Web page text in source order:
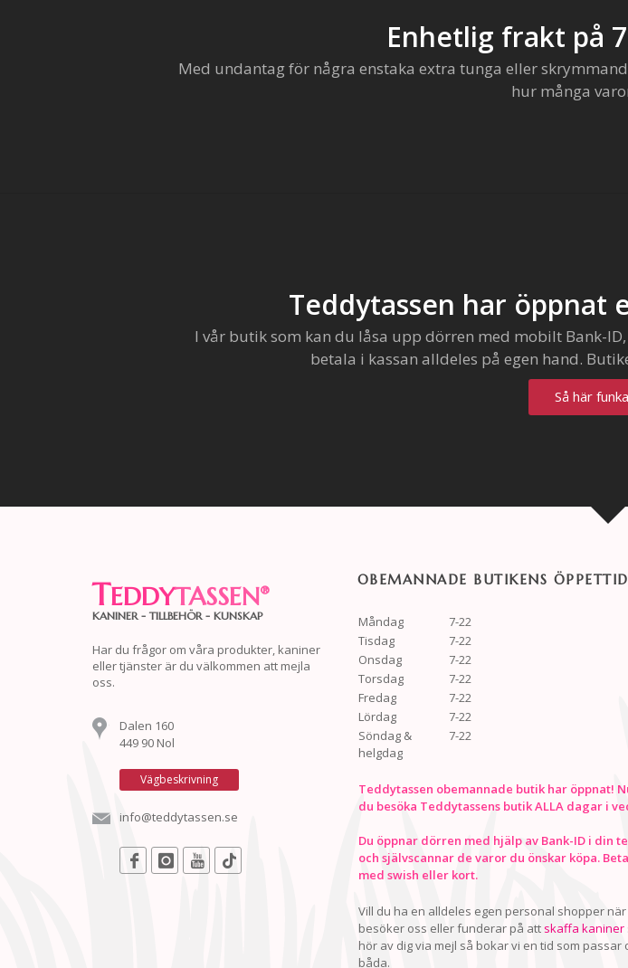
Enhetlig frakt på
Med undantag för några enstaka extra tunga eller
hur många
Teddytassen har öppnat
I vår butik som kan du låsa upp dörren med mobilt Bank-
betala i kassan alldeles på egen hand.
Så här
TEDDYTASSEN®
KANINER - TILLBEHÖR - KUNSKAP
Har du frågor om våra produkter, kaniner
eller tjänster är du välkommen att mejla
oss.
Dalen 160
449 90 Nol
Vägbeskrivning
info@teddytassen.se
OBEMANNADE BUTIKENS
Måndag
7-22
Tisdag
7-22
Onsdag
7-22
Torsdag
7-22
Fredag
7-22
Lördag
7-22
Söndag &
helgdag
7-22
Teddytassen obemannade butik har öppnat!
du besöka Teddytassens butik ALLA dagar i
Du öppnar dörren med hjälp av Bank-ID i din
och självscannar de varor du önskar köpa.
med swish eller kort.
Vill du ha en alldeles egen personal shopper när
besöker oss eller funderar på att skaffa kaniner
hör av dig via mejl så bokar vi en tid som passar
båda.